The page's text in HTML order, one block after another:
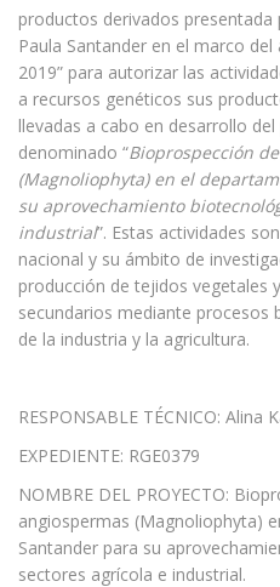
productos derivados presentada
Paula Santander en el marco
2019” para autorizar las
a recursos genéticos sus
llevadas a cabo en desarrollo
denominado “Bioprospección
(Magnoliophyta) en el
su aprovechamiento
industrial”. Estas actividades
nacional y su ámbito de
producción de tejidos vegetales
secundarios mediante
de la industria y la agricultura.
RESPONSABLE TÉCNICO: Alina
EXPEDIENTE: RGE0379
NOMBRE DEL PROYECTO:
angiospermas (Magnoliophyta)
Santander para su
sectores agrícola e industrial.